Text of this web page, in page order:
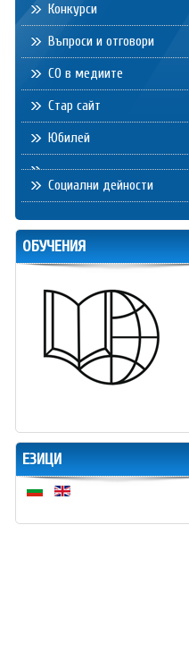
Конкурси
Въпроси и отговори
СО в медиите
Стар сайт
Юбилей
Социални дейности
ОБУЧЕНИЯ
ЕЗИЦИ